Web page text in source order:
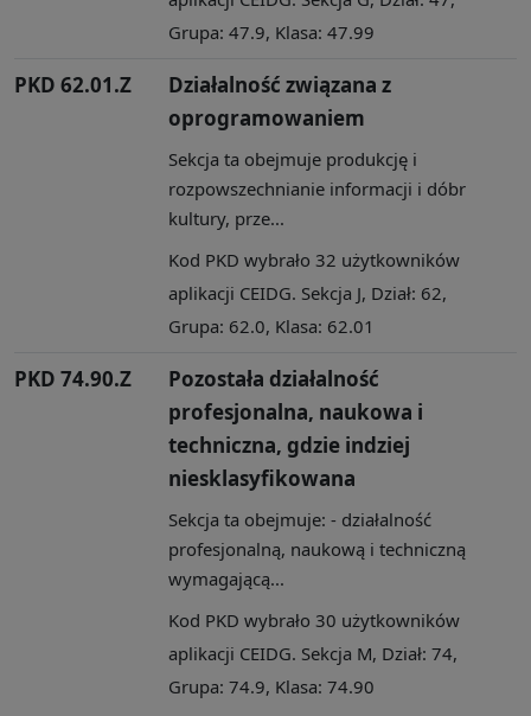
Grupa: 47.9, Klasa: 47.99
PKD 62.01.Z
Działalność związana z
oprogramowaniem
Sekcja ta obejmuje produkcję i
rozpowszechnianie informacji i dóbr
kultury, prze...
Kod PKD wybrało 32 użytkowników
aplikacji CEIDG. Sekcja J, Dział: 62,
Grupa: 62.0, Klasa: 62.01
PKD 74.90.Z
Pozostała działalność
profesjonalna, naukowa i
techniczna, gdzie indziej
niesklasyfikowana
Sekcja ta obejmuje: - działalność
profesjonalną, naukową i techniczną
wymagającą...
Kod PKD wybrało 30 użytkowników
aplikacji CEIDG. Sekcja M, Dział: 74,
Grupa: 74.9, Klasa: 74.90